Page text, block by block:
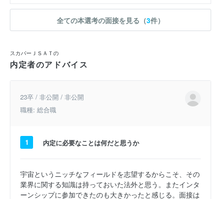
す。
全ての本選考の面接を見る（3件）
スカパーＪＳＡＴの
内定者のアドバイス
23卒 / 非公開 / 非公開
職種: 総合職
1 内定に必要なことは何だと思うか
宇宙というニッチなフィールドを志望するからこそ、その
業界に関する知識は持っておいた法外と思う。またインタ
ーンシップに参加できたのも大きかったと感じる。面接は